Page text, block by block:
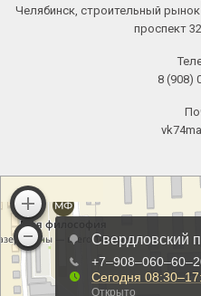
Челябинск, строительный
проспект
8 (908)